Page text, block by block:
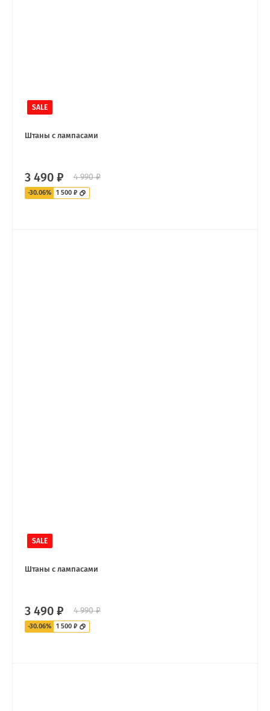
SALE
Штаны с лампасами
3 490 ₽ 4 990 ₽
-30.06% 1 500 ₽
SALE
Штаны с лампасами
3 490 ₽ 4 990 ₽
-30.06% 1 500 ₽